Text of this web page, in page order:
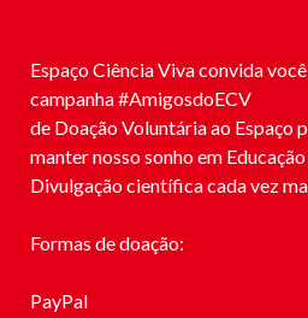
Espaço Ciência Viva convida
campanha #AmigosdoECV
de Doação Voluntária ao Espaço
manter nosso sonho em
Divulgação científica cada vez
Formas de doação:
PayPal